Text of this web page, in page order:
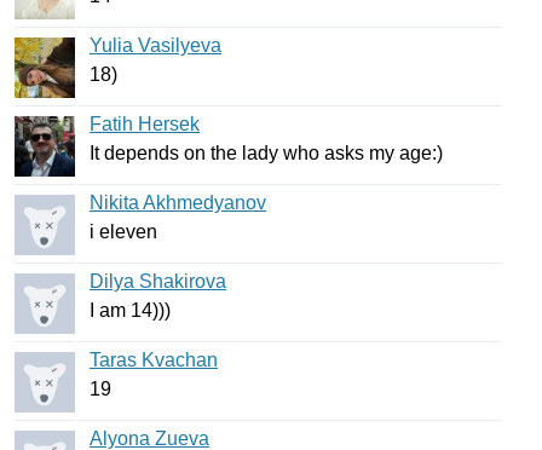
Yulia Vasilyeva
18)
Fatih Hersek
It depends on the lady who asks my age:)
Nikita Akhmedyanov
i eleven
Dilya Shakirova
am 14)))
Taras Kvachan
19
Alyona Zueva